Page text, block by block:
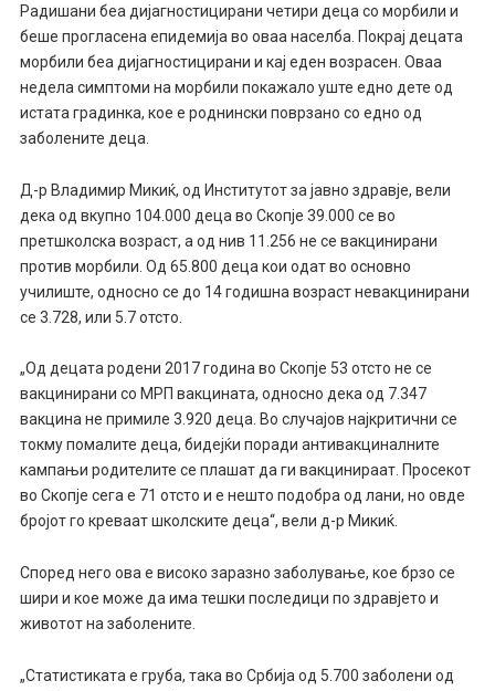
Радишани беа дијагностицирани четири деца со морбили и
беше прогласена епидемија во оваа населба. Покрај децата
морбили беа дијагностицирани и кај еден возрасен. Оваа
недела симптоми на морбили покажало уште едно дете од
истата градинка, кое е роднински поврзано со едно од
заболените деца.
Д-р Владимир Микиќ, од Институтот за јавно здравје, вели
дека од вкупно 104.000 деца во Скопје 39.000 се во
претшколска возраст, а од нив 11.256 не се вакцинирани
против морбили. Од 65.800 деца кои одат во основно
училиште, односно се до 14 годишна возраст невакцинирани
се 3.728, или 5.7 отсто.
„Од децата родени 2017 година во Скопје 53 отсто не се
вакцинирани со МРП вакцината, односно дека од 7.347
вакцина не примиле 3.920 деца. Во случајов најкритични се
токму помалите деца, бидејќи поради антивакциналните
кампањи родителите се плашат да ги вакцинираат. Просекот
во Скопје сега е 71 отсто и е нешто подобра од лани, но овде
бројот го креваат школските деца“, вели д-р Микиќ.
Според него ова е високо заразно заболување, кое брзо се
шири и кое може да има тешки последици по здравјето и
животот на заболените.
„Статистиката е груба, така во Србија од 5.700 заболени од